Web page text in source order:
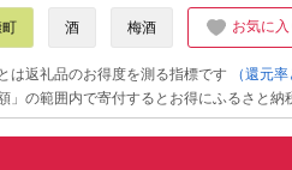
酒 梅酒 お気に入
は返礼品のお得度を測る指標です
（還元率
」の範囲内で寄付するとお得にふるさと納